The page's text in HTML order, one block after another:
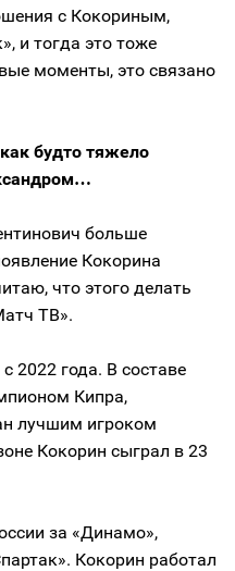
с Кокориным,
и тогда это тоже
моменты, это связано
будто тяжело
больше
Кокорина
что этого делать
ТВ».
2022 года. В составе
Кипра,
лучшим игроком
Кокорин сыграл в 23
за «Динамо»,
Кокорин работал